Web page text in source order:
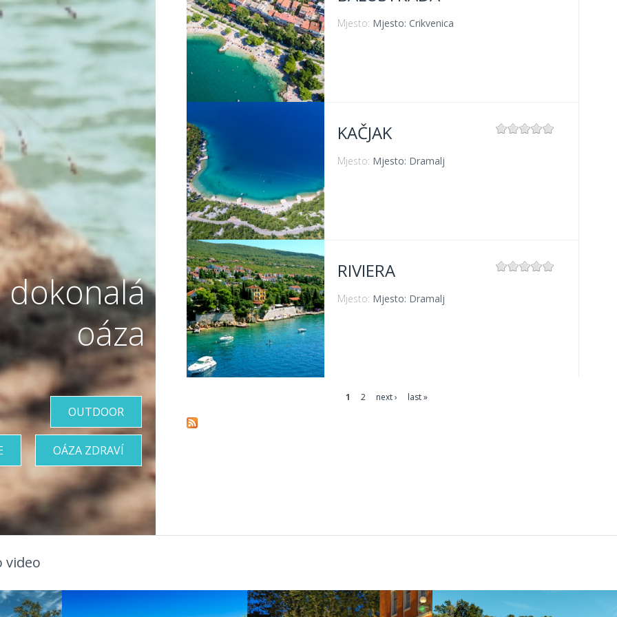
VIŠE INFORMACIJA
Mjesto: Mjesto: Crikvenica
VIŠE INFORMACIJA
KAČJAK
Mjesto: Mjesto: Dramalj
VIŠE INFORMACIJA
RIVIERA
Mjesto: Mjesto: Dramalj
1 2 next › last »
dokonalá
oáza
OUTDOOR
OÁZA ZDRAVÍ
video